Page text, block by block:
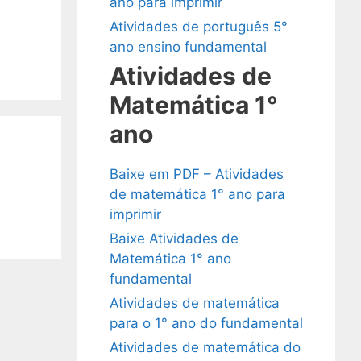
Atividades de português 5°
ano ensino fundamental
Atividades de
Matemática 1°
ano
Baixe em PDF – Atividades
de matemática 1° ano para
imprimir
Baixe Atividades de
Matemática 1° ano
fundamental
Atividades de matemática
para o 1° ano do fundamental
Atividades de matemática do